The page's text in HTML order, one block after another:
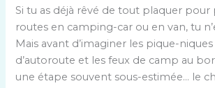
Si tu as déjà rêvé de tout plaquer pour
routes en camping-car ou en van, tu
Mais avant d’imaginer les pique-niques
d’autoroute et les feux de camp au
une étape souvent sous-estimée… le